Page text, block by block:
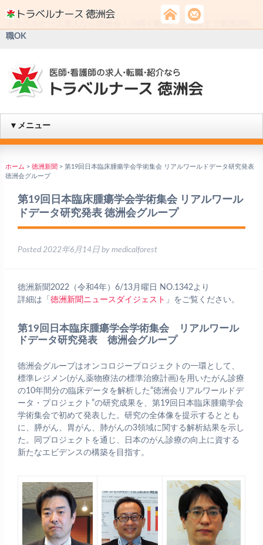
トラベルナース求人なら徳洲会！沖縄や離島、北海道まで看護師転
職OK
▼メニュー
ホーム > 徳洲新聞 > 第19回日本臨床腫瘍学会学術集会 リアルワールドデータ研究発表
徳洲会グループ
第19回日本臨床腫瘍学会学術集会 リアルワール
ドデータ研究発表 徳洲会グループ
Posted 2022年6月14日 by medicalforest
徳洲新聞2022（令和4年）6/13月曜日 NO.1342より
詳細は「 徳洲新聞ニュースダイジェスト 」をご覧ください。
第19回日本臨床腫瘍学会学術集会 リアルワール
ドデータ研究発表 徳洲会グループ
徳洲会グループはオンコロジープロジェクトの一環として、
標準レジメン(がん薬物療法の標準治療計画)を用いたがん診療
の10年間分の臨床データを解析した“徳洲会リアルワールドデ
ータ・プロジェクト”の研究成果を、第19回日本臨床腫瘍学会
学術集会で初めて発表した。研究の全体像を提示するととも
に、膵がん、胃がん、肺がんの3領域に関する解析結果を示し
た。同プロジェクトを通じ、日本のがん診療の向上に資する
新たなエビデンスの構築を目指す。